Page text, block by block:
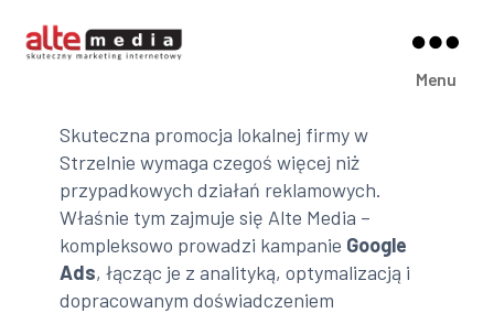
Media
Menu
Skuteczna promocja lokalnej firmy w
Strzelnie wymaga czegoś więcej niż
przypadkowych działań reklamowych.
Właśnie tym zajmuje się Alte Media –
kompleksowo prowadzi kampanie Google
Ads, łącząc je z analityką, optymalizacją i
dopracowanym doświadczeniem